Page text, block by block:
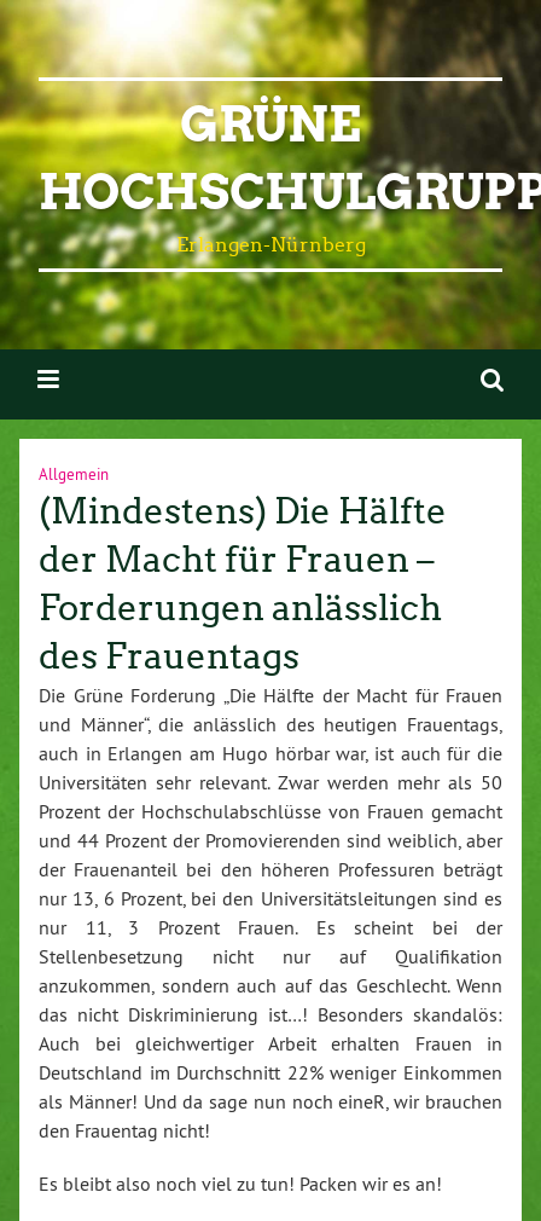
GRÜNE
Erlangen-Nürnberg
Allgemein
(Mindestens) Die Hälfte
der Macht für Frauen –
Forderungen anlässlich
des Frauentags
Die Grüne Forderung „Die Hälfte der Macht für Frauen
und Männer“, die anlässlich des heutigen Frauentags,
auch in Erlangen am Hugo hörbar war, ist auch für die
Universitäten sehr relevant. Zwar werden mehr als 50
Prozent der Hochschulabschlüsse von Frauen gemacht
und 44 Prozent der Promovierenden sind weiblich, aber
der Frauenanteil bei den höheren Professuren beträgt
nur 13, 6 Prozent, bei den Universitätsleitungen sind es
nur 11, 3 Prozent Frauen. Es scheint bei der
Stellenbesetzung nicht nur auf Qualifikation
anzukommen, sondern auch auf das Geschlecht. Wenn
das nicht Diskriminierung ist…! Besonders skandalös:
Auch bei gleichwertiger Arbeit erhalten Frauen in
Deutschland im Durchschnitt 22% weniger Einkommen
als Männer! Und da sage nun noch eineR, wir brauchen
den Frauentag nicht!
Es bleibt also noch viel zu tun! Packen wir es an!